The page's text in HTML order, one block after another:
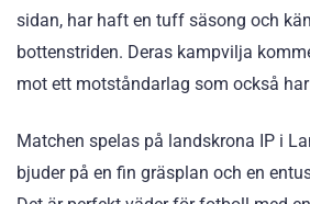
sidan, har haft en tuff säsong och
bottenstriden. Deras kampvilja
mot ett motståndarlag som också
Matchen spelas på landskrona IP i
bjuder på en fin gräsplan och en